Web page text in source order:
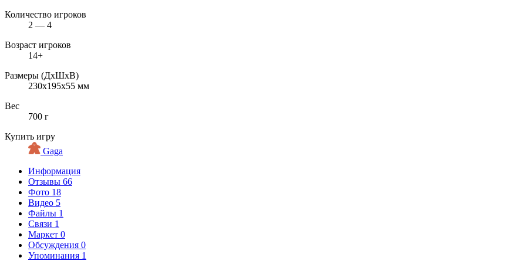
Количество игроков
2 — 4
Возраст игроков
14+
Размеры (ДxШxВ)
230x195x55 мм
Вес
700 г
Купить игру
Gaga
Информация
Отзывы 66
Фото 18
Видео 5
Файлы 1
Связи 1
Маркет 0
Обсуждения 0
Упоминания 1